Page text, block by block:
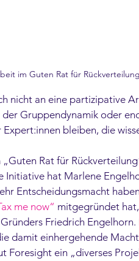
im Guten Rat für
nicht an eine partizipative
Gruppendynamik oder
bleiben, die
Rat für
Initiative hat Marlene
Entscheidungsmacht
me now“ mitgegründet
Friedrich
damit einhergehende
Foresight ein „diverses